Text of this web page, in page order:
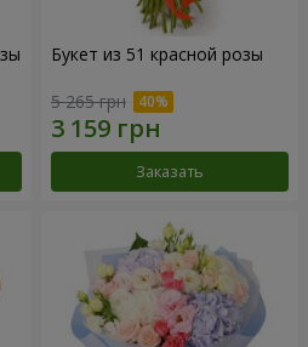
Букет из 51 красной розы
5 265 грн
Заказать